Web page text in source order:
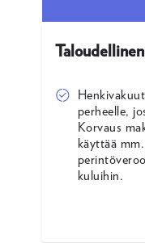
perheelle,
Korvaus
käyttää
kuluihin.